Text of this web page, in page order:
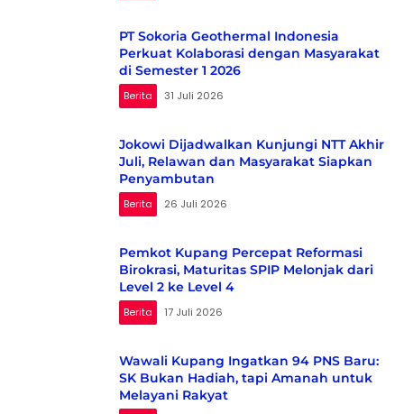
PT Sokoria Geothermal Indonesia
Perkuat Kolaborasi dengan Masyarakat
di Semester 1 2026
Berita 31 Juli 2026
Jokowi Dijadwalkan Kunjungi NTT Akhir
Juli, Relawan dan Masyarakat Siapkan
Penyambutan
Berita 26 Juli 2026
Pemkot Kupang Percepat Reformasi
Birokrasi, Maturitas SPIP Melonjak dari
Level 2 ke Level 4
Berita 17 Juli 2026
Wawali Kupang Ingatkan 94 PNS Baru:
SK Bukan Hadiah, tapi Amanah untuk
Melayani Rakyat